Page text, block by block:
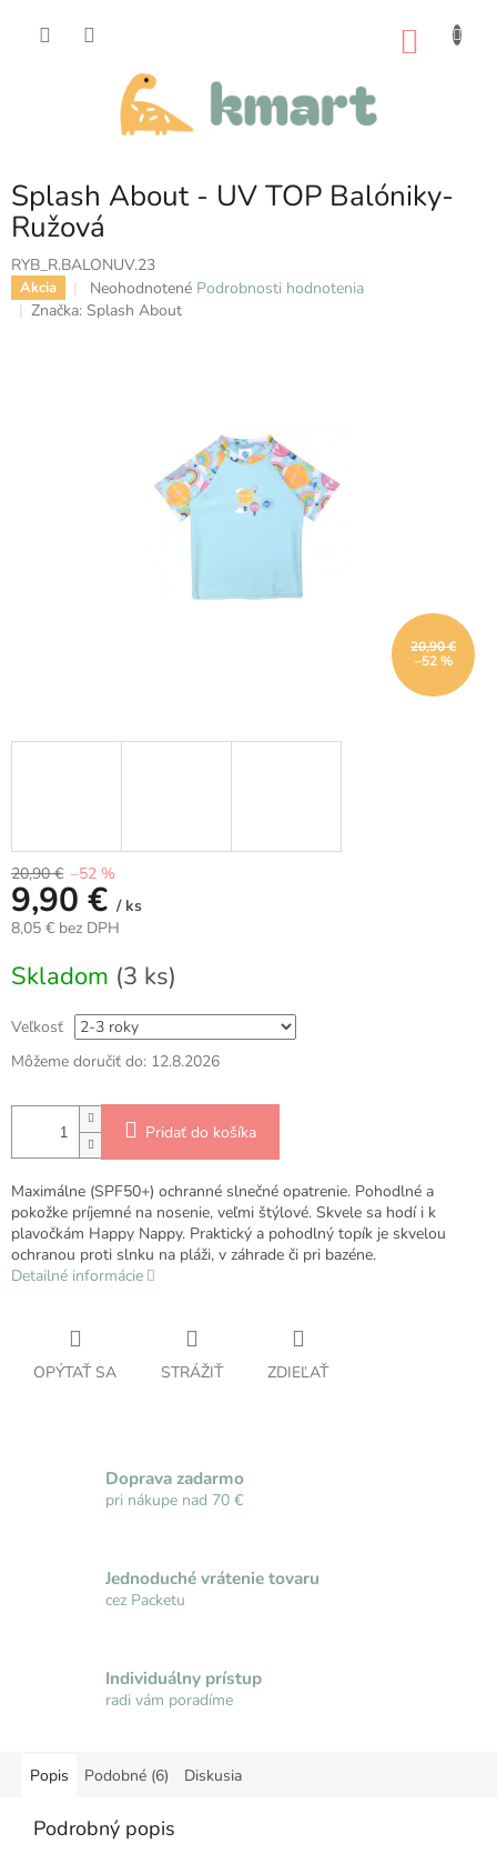
Splash About - UV TOP Balóniky-
Ružová
RYB_R.BALONUV.23
Akcia
Priemerné
hodnotenie
Neohodnotené Podrobnosti hodnotenia
Značka: Splash About
20,90 €
–52 %
20,90 € –52 %
9,90 € / ks
8,05 € bez DPH
cena:
Skladom (3 ks)
Veľkosť
Môžeme doručiť do: 12.8.2026
Pridať do košíka
Maximálne (SPF50+) ochranné slnečné opatrenie. Pohodlné a
pokožke príjemné na nosenie, veľmi štýlové. Skvele sa hodí i k
plavočkám Happy Nappy. Praktický a pohodlný topík je skvelou
ochranou proti slnku na pláži, v záhrade či pri bazéne.
Detailné informácie
OPÝTAŤ SA STRÁŽIŤ ZDIEĽAŤ
Doprava zadarmo
pri nákupe nad 70 €
Jednoduché vrátenie tovaru
cez Packetu
Individuálny prístup
radi vám poradíme
Popis Podobné (6) Diskusia
Podrobný popis